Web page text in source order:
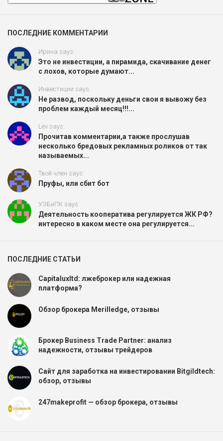
ПОСЛЕДНИЕ КОММЕНТАРИИ
Ирина says:
Это не инвестиции, а пирамида, скачивание денег
с лохов, которые думают...
Инвестиции says:
Не развод, поскольку деньги свои я вывожу без
проблем каждый месяц!!!...
Lev says:
Прочитав комментарии,а также прослушав
несколько бредовых рекламных роликов от так
называемых...
Твой член says:
Пруфы, или сбит бот
УЭБиПК says:
Деятельность кооператива регулируется ЖК РФ?
интересно в каком месте она регулируется...
ПОСЛЕДНИЕ СТАТЬИ
Capitaluxltd: лжеброкер или надежная
платформа?
Обзор брокера Merilledge, отзывы
Брокер Business Trade Partner: анализ
надежности, отзывы трейдеров
Сайт для заработка на инвестировании Bitgildtech:
обзор, отзывы
247makeprofit — обзор брокера, отзывы